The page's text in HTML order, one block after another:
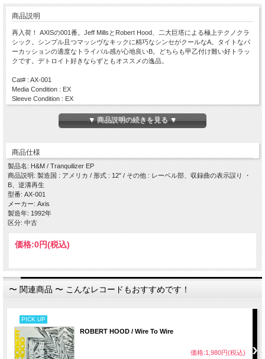
商品説明
再入荷！ AXISの001番。Jeff MillsとRobert Hood、二大巨塔による極上テクノクラ
シック。シンプル且つマッシヴなキックに精巧なシンセがクールなA。タイトなパ
ーカッションの適度なトライバル感が心地良いB。どちらも甲乙付け難い好トラッ
クです。デトロイト好きならずともオススメの逸品。
Cat# : AX-001
Media Condition : EX
Sleeve Condition : EX
Press : 1992 / US
Side A
・ Sleepchamber
Side B
・ Mutant Theory
▼ 商品説明の続きを見る ▼
商品仕様
製品名: H&M / Tranquilizer EP
商品説明: 製造国 : アメリカ / 形式 : 12" / その他 : レーベル部、収録曲の表示誤り ・
B、逆溝再生
型番: AX-001
メーカー: Axis
製造年: 1992年
区分: 中古
価格:0円(税込)
〜 関連商品 〜 こんなレコードもおすすめです！
PICK UP
ROBERT HOOD / Wire To Wire
価格:1,980円(税込)